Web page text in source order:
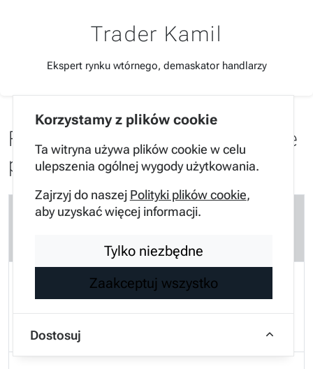
Korzystamy z plików cookie
Ta witryna używa plików cookie w celu
ulepszenia ogólnej wygody użytkowania.
Zajrzyj do naszej Polityki plików cookie,
aby uzyskać więcej informacji.
Tylko niezbędne
Zaakceptuj wszystko
Dostosuj
Trader Kamil
Ekspert rynku wtórnego, demaskator handlarzy
FAQ - Najczęściej zadawane
pytania
Jakie auto dla pary jest najtańsze w
Zdecydowanie Honda Civic Tourer z
awaryjność i prostą konstrukcję.